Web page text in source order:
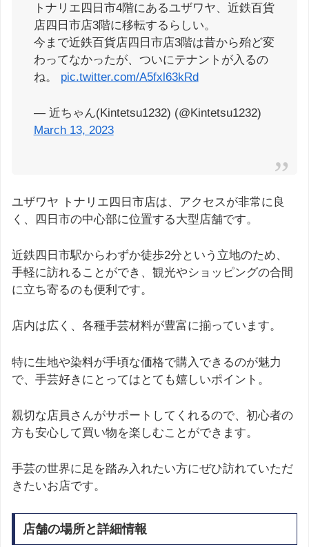
トナリエ四日市4階にあるユザワヤ、近鉄百貨
店四日市店3階に移転するらしい。
今まで近鉄百貨店四日市店3階は昔から殆ど変
わってなかったが、ついにテナントが入るの
ね。 pic.twitter.com/A5fxl63kRd
— 近ちゃん(Kintetsu1232) (@Kintetsu1232)
March 13, 2023
ユザワヤ トナリエ四日市店は、アクセスが非常に良
く、四日市の中心部に位置する大型店舗です。
近鉄四日市駅からわずか徒歩2分という立地のため、
手軽に訪れることができ、観光やショッピングの合間
に立ち寄るのも便利です。
店内は広く、各種手芸材料が豊富に揃っています。
特に生地や染料が手頃な価格で購入できるのが魅力
で、手芸好きにとってはとても嬉しいポイント。
親切な店員さんがサポートしてくれるので、初心者の
方も安心して買い物を楽しむことができます。
手芸の世界に足を踏み入れたい方にぜひ訪れていただ
きたいお店です。
店舗の場所と詳細情報